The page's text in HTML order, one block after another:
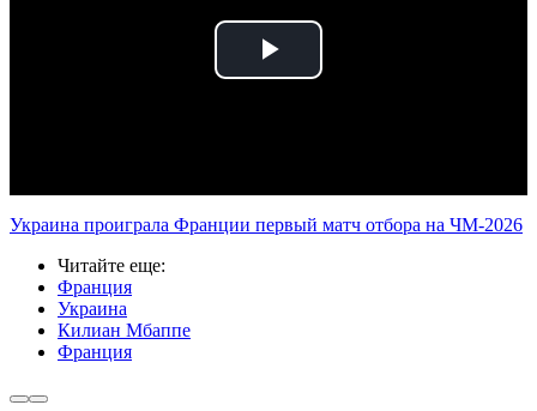
Play
Украина проиграла Франции первый матч отбора на ЧМ-2026
Читайте еще:
Франция
Украина
Килиан Мбаппе
Франция